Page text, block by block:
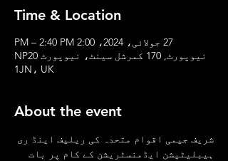
Time & Location
27 جولائی، 2024، 2:00 PM – 2:40 PM
نیوپورٹ, 170 کمرشل سینٹ، نیوپورٹ NP20
1JN، UK
About the event
شریف جیمی اقوام متحدہ کی ریلیف اینڈ ری
ہیبلیٹیشن ایڈمنسٹریشن کے کام پر بات